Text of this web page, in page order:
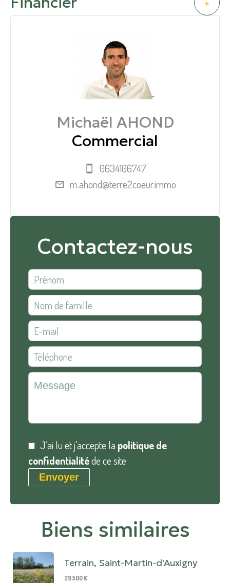
Michaël AHOND
Commercial
0634106747
m.ahond@terre2coeur.immo
Contactez-nous
J’ai lu et j'accepte la politique de
confidentialitéde ce site
Envoyer
Biens similaires
Terrain, Saint-Martin-d'Auxigny
29 500 €